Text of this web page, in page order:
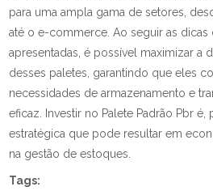
para uma ampla gama de setores,
até o e-commerce. Ao seguir as
apresentadas, é possível maximizar a
desses paletes, garantindo que eles
necessidades de armazenamento e
eficaz. Investir no Palete Padrão Pbr é,
estratégica que pode resultar em
na gestão de estoques.
Tags: